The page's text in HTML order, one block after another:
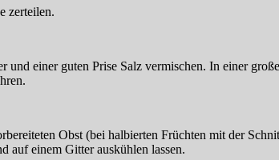
zerteilen.
einer guten Prise Salz vermischen. In einer
Obst (bei halbierten Früchten mit der
auf einem Gitter auskühlen lassen.